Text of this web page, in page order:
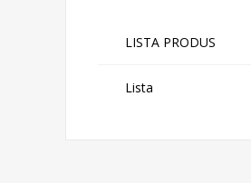
LISTA PRODUS
Lista